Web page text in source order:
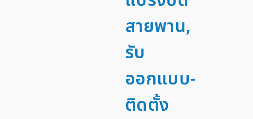
สายพาน,
รับ
ออกแบบ-
ติดตั้ง